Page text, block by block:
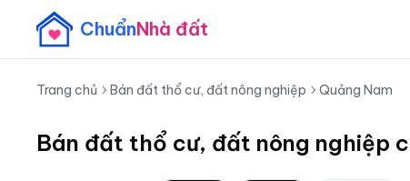
ChuẩnNhà đất
Trang chủ Bán đất thổ cư, đất nông nghiệp Quảng Nam
Bán đất thổ cư, đất nông nghiệp